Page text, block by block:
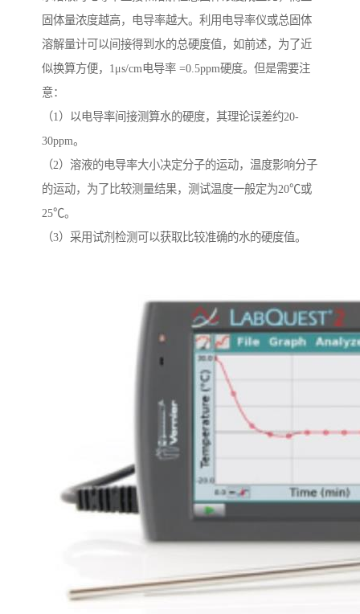
固体量浓度越高，电导率越大。利用电导率仪或总固体
溶解量计可以间接得到水的总硬度值，如前述，为了近
似换算方便，1μs/cm电导率 =0.5ppm硬度。但是需要注
意：
（1）以电导率间接测算水的硬度，其理论误差约20-
30ppm。
（2）溶液的电导率大小决定分子的运动，温度影响分子
的运动，为了比较测量结果，测试温度一般定为20℃或
25℃。
（3）采用试剂检测可以获取比较准确的水的硬度值。